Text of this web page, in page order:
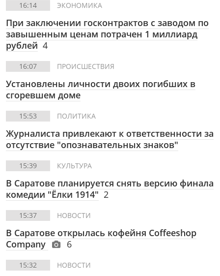
16:14 ЭКОНОМИКА
При заключении госконтрактов с заводом по
завышенным ценам потрачен 1 миллиард
рублей 4
16:07 ПРОИСШЕСТВИЯ
Установлены личности двоих погибших в
сгоревшем доме
15:53 ПОЛИТИКА
Журналиста привлекают к ответственности за
отсутствие "опознавательных знаков"
15:39 КУЛЬТУРА
В Саратове планируется снять версию финала
комедии "Ёлки 1914" 2
15:37 НОВОСТИ
В Саратове открылась кофейня Coffeeshop
Company
6
15:32 НОВОСТИ